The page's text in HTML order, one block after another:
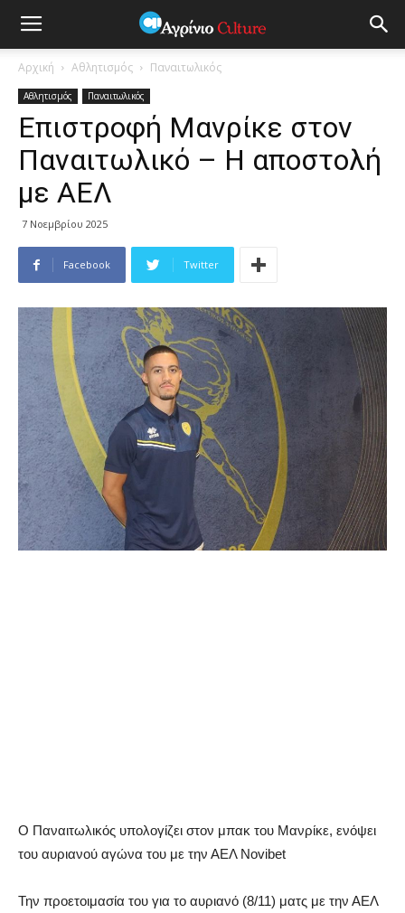
Αρχική Αθλητισμός Παναιτωλικός
Αθλητισμός Παναιτωλικός
Επιστροφή Μανρίκε στον
Παναιτωλικό – Η αποστολή
με ΑΕΛ
7 Νοεμβρίου 2025
Facebook Twitter
Ο Παναιτωλικός υπολογίζει στον μπακ του Μανρίκε, ενόψει
του αυριανού αγώνα του με την ΑΕΛ Novibet
Την προετοιμασία του για το αυριανό (8/11) ματς με την ΑΕΛ